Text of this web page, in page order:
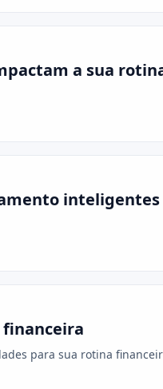
a sua
inteligentes
financeira
para sua rotina